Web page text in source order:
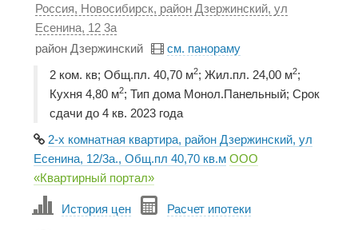
Россия, Новосибирск, район Дзержинский, ул
Есенина, 12 3а
район Дзержинский
см. панораму
2 ком. кв; Общ.пл. 40,70 м2; Жил.пл. 24,00 м2;
Кухня 4,80 м2; Тип дома Монол.Панельный; Срок
сдачи до 4 кв. 2023 года
2-х комнатная квартира, район Дзержинский, ул
Есенина, 12/3а., Общ.пл 40,70 кв.м ООО
«Квартирный портал»
История цен Расчет ипотеки